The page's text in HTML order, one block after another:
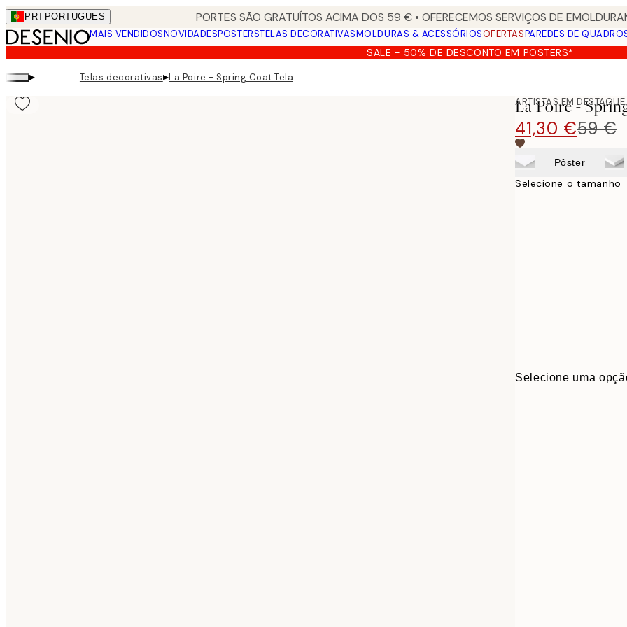
Skip
to
main
content.
PRT PORTUGUES PORTES SÃO GRATUÍTOS ACIMA DOS 59 € • OFERECEMOS SERVIÇOS DE
MAIS VENDIDOSNOVIDADESPOSTERSTELAS DECORATIVASMOLDURAS & ACESSÓRIOSOFERTASPAREDES DE
SALE - 50% DE DESCONTO EM POSTERS*
▸ Telas decorativas▸La Poire - Spring Coat Tela
ARTISTAS EM DESTAQUE
La Poire -
41,30 €59 €
Pôster
Selecione o tamanho
Selecione uma